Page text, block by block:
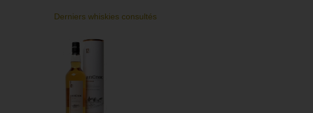
Derniers whiskies consultés